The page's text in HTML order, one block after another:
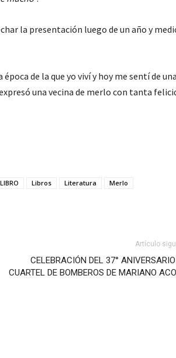
la presentación luego de un año y
de la que yo viví y hoy me sentí de una
una vecina de merlo con tanta
Libros Literatura
Merlo
Artículo
CELEBRACIÓN DEL 37°
CUARTEL DE BOMBEROS DE MARIANO